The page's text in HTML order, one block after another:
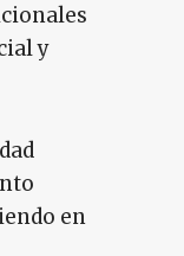
y
en